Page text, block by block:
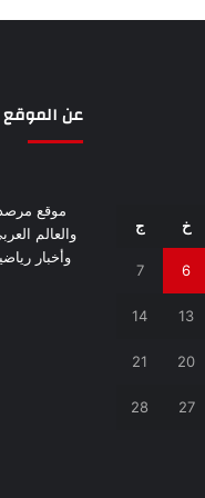
خ ج
6
7
13
14
20
21
27
28
عن الموقع
موقع
والعالم
وأخبار